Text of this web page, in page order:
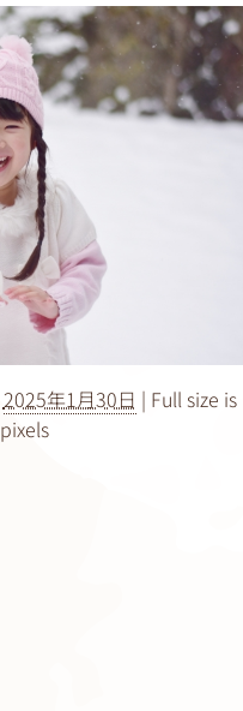
2025年1月30日 | Full size is
pixels